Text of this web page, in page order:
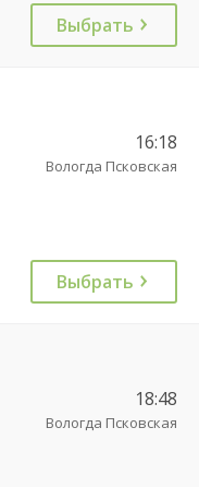
Выбрать
16:18
Вологда Псковская
Выбрать
18:48
Вологда Псковская